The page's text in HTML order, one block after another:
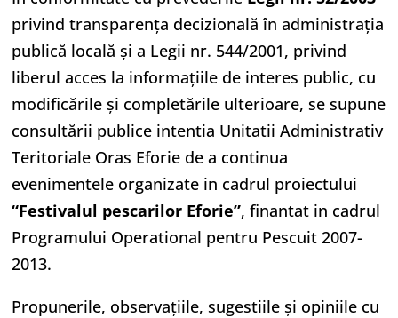
privind transparența decizională în administrația
publică locală şi a Legii nr. 544/2001, privind
liberul acces la informaţiile de interes public, cu
modificările şi completările ulterioare, se supune
consultării publice intentia Unitatii Administrativ
Teritoriale Oras Eforie de a continua
evenimentele organizate in cadrul proiectului
“Festivalul pescarilor Eforie”, finantat in cadrul
Programului Operational pentru Pescuit 2007-
2013.
Propunerile, observaţiile, sugestiile şi opiniile cu